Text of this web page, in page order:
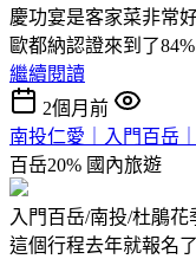
慶功宴是客家菜非常
歐都納認證來到了84%
繼續閱讀
2個月前
南投仁愛｜入門百岳
百岳20% 國內旅遊
入門百岳/南投/杜鵑花
這個行程去年就報名